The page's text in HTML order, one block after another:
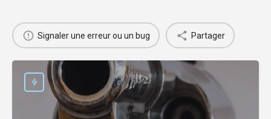
Signaler une erreur ou un bug Partager